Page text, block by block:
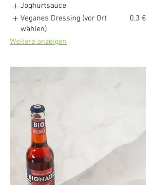
Joghurtsauce
Veganes Dressing (vor Ort
wählen)
0,3 €
Weitere anzeigen